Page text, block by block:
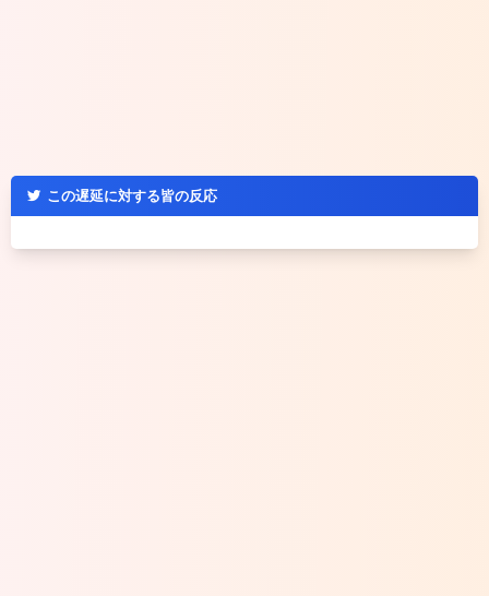
この遅延に対する皆の反応